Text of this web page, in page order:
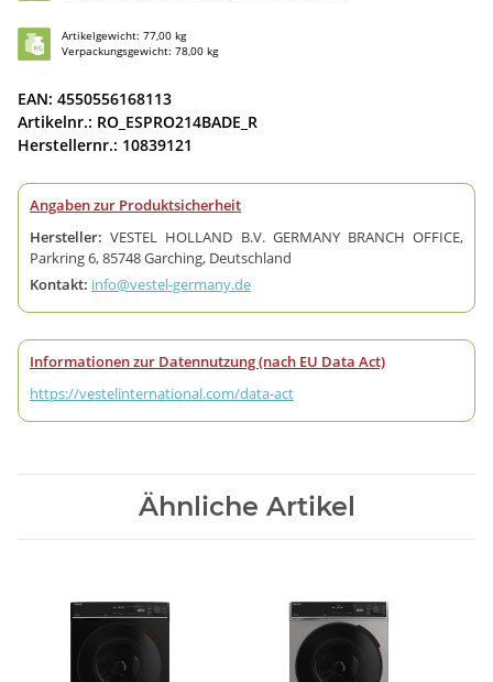
Artikelgewicht: 77,00 kg
Verpackungsgewicht: 78,00 kg
EAN: 4550556168113
Artikelnr.: RO_ESPRO214BADE_R
Herstellernr.: 10839121
Angaben zur Produktsicherheit
Hersteller: VESTEL HOLLAND B.V. GERMANY BRANCH OFFICE,
Parkring 6, 85748 Garching, Deutschland
Kontakt: info@vestel-germany.de
Informationen zur Datennutzung (nach EU Data Act)
https://vestelinternational.com/data-act
Ähnliche Artikel